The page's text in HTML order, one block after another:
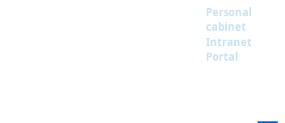
Personal
cabinet
Intranet
Portal